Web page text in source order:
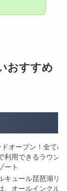
おすすめ
オープン！全ての
利用できるラウンジ
ート
キュール琵琶湖リゾ
、オールインクルー